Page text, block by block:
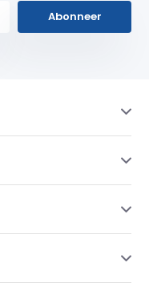
Abonneer